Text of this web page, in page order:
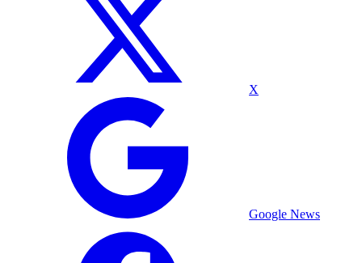
X
Google News